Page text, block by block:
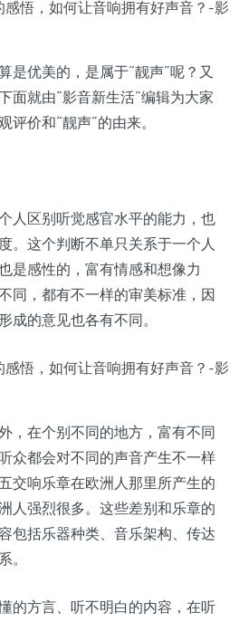
是优美的，是属于“靓声”呢？又
面就由“影音新生活”编辑为大家
价和“靓声”的由来。
人区别听觉感官水平的能力，也
。这个判断不单只关系于一个人
是感性的，富有情感和想像力
同，都有不一样的审美标准，因
成的意见也各有不同。
，在个别不同的地方，富有不同
众都会对不同的声音产生不一样
交响乐章在欧洲人那里所产生的
人强烈很多。这些差别和乐章的
包括乐器种类、音乐架构、传达
。
的方言、听不明白的内容，在听